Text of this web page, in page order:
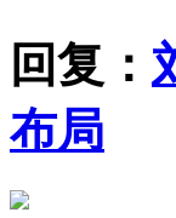
回复：
布局